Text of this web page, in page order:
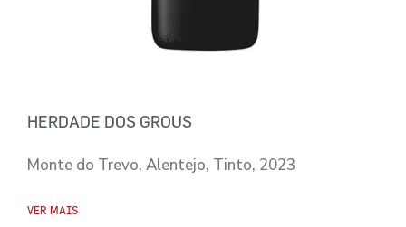
HERDADE DOS GROUS
Monte do Trevo, Alentejo, Tinto, 2023
VER MAIS